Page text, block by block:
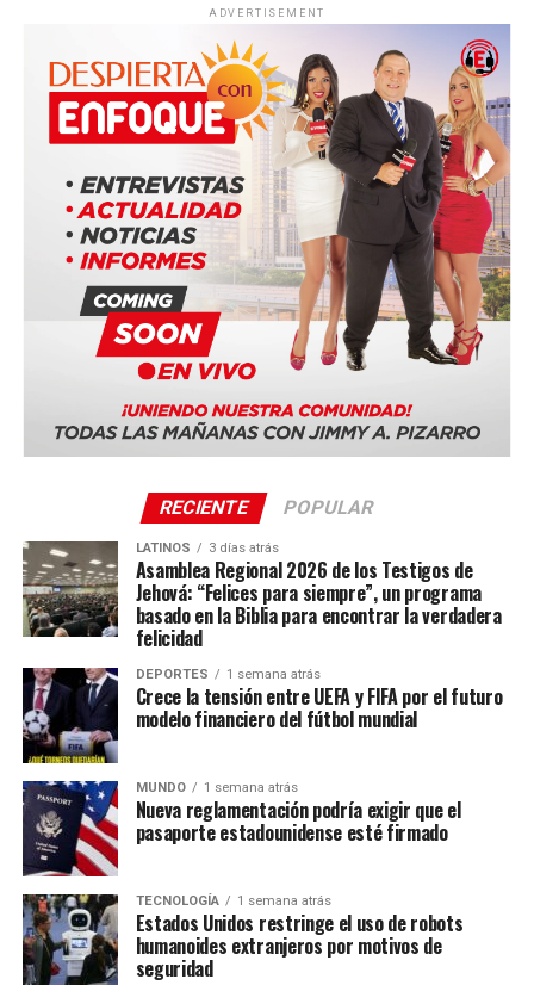
ADVERTISEMENT
RECIENTE POPULAR
LATINOS 3 días atrás
Asamblea Regional 2026 de los Testigos de
Jehová: “Felices para siempre”, un programa
basado en la Biblia para encontrar la verdadera
felicidad
DEPORTES 1 semana atrás
Crece la tensión entre UEFA y FIFA por el futuro
modelo financiero del fútbol mundial
MUNDO 1 semana atrás
Nueva reglamentación podría exigir que el
pasaporte estadounidense esté firmado
TECNOLOGÍA 1 semana atrás
Estados Unidos restringe el uso de robots
humanoides extranjeros por motivos de
seguridad